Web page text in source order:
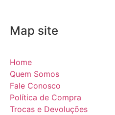
Map site
Home
Quem Somos
Fale Conosco
Política de Compra
Trocas e Devoluções